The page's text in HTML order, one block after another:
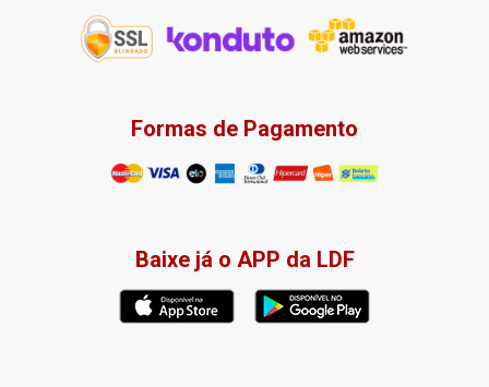
Formas de Pagamento
Baixe já o APP da LDF